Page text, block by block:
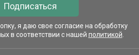
Подписаться
я даю свое согласие на обработку
в соответствии с нашей политикой